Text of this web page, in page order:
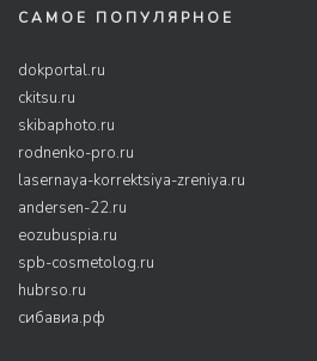
САМОЕ ПОПУЛЯРНОЕ
dokportal.ru
ckitsu.ru
skibaphoto.ru
rodnenko-pro.ru
lasernaya-korrektsiya-zreniya.ru
andersen-22.ru
eozubuspia.ru
spb-cosmetolog.ru
hubrso.ru
сибавиа.рф